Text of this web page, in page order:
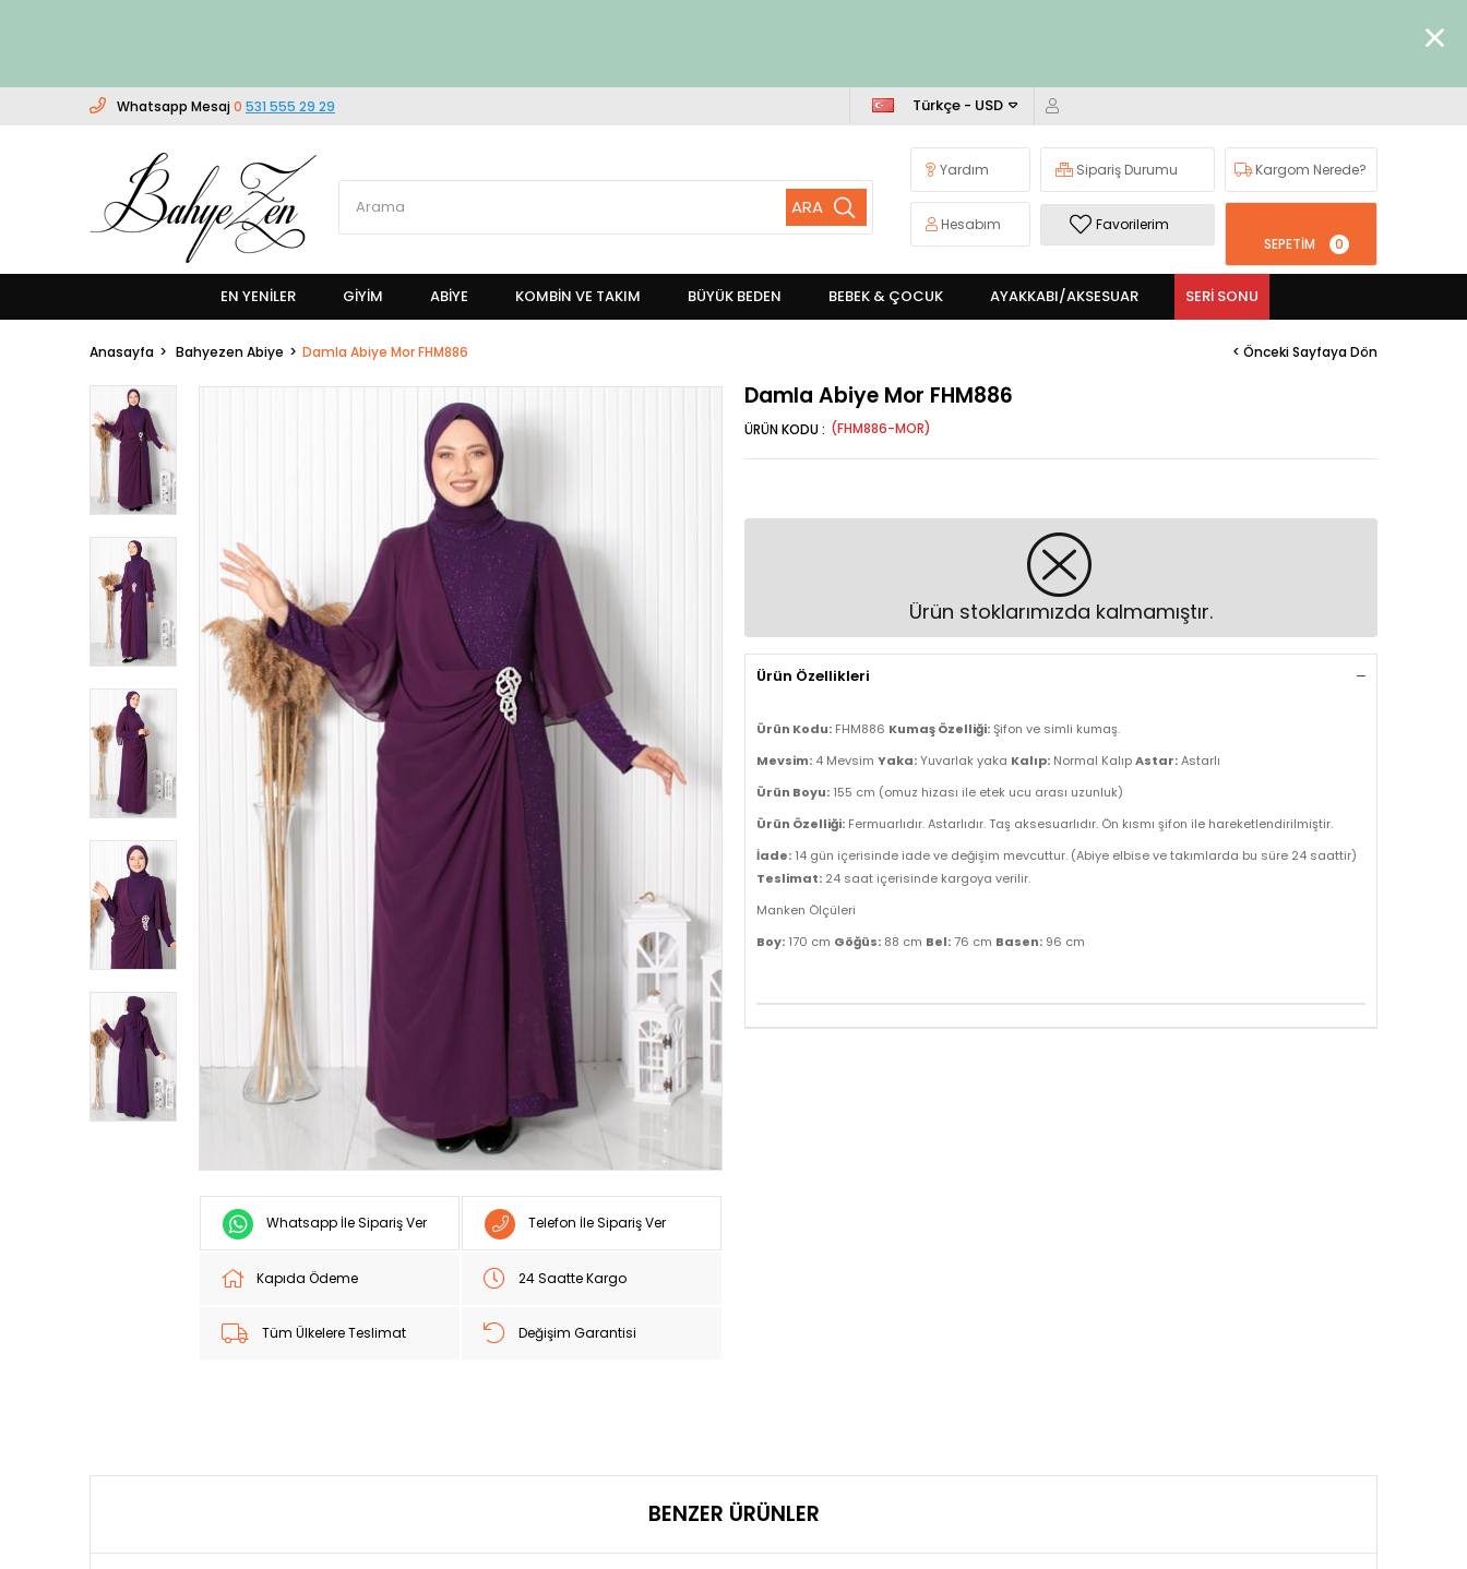
Whatsapp Mesaj0 531 555 29 29
Yardım Sipariş Durumu Kargom Nerede?
Hesabım
Favorilerim
SEPETIM
0
Türkçe - USD
EN YENILER GIYIM ABİYE KOMBİN VE TAKIM BÜYÜK BEDEN BEBEK & ÇOCUK AYAKKABI/AKSESUAR SERI SONU
Anasayfa Bahyezen Abiye Damla Abiye Mor FHM886 < Önceki Sayfaya Dön
Whatsapp İle Sipariş Ver Telefon İle Sipariş Ver
Kapıda Ödeme 24 Saatte Kargo
Tüm Ülkelere Teslimat Değişim Garantisi
Damla Abiye Mor FHM886
(FHM886-MOR)
Ürün stoklarımızda kalmamıştır.
Ürün Özellikleri
Ürün Kodu: FHM886 Kumaş Özelliği:Şifon ve simli kumaş.
Mevsim: 4 Mevsim Yaka:Yuvarlak yaka Kalıp: Normal KalıpAstar:Astarlı
Ürün Boyu: 155 cm (omuz hizası ile etek ucu arası uzunluk)
Ürün Özelliği: Fermuarlıdır. Astarlıdır. Taş aksesuarlıdır. Ön kısmı şifon ile hareketlendirilmiştir.
İade: 14 gün içerisinde iade ve değişim mevcuttur. (Abiye elbise ve takımlarda bu süre 24 saattir)
Teslimat: 24 saat içerisinde kargoya verilir.
Manken Ölçüleri
Boy: 170 cm Göğüs: 88 cm Bel:76 cm Basen: 96 cm
BENZER ÜRÜNLER